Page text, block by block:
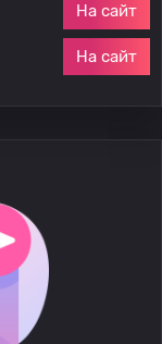
На сайт
На сайт